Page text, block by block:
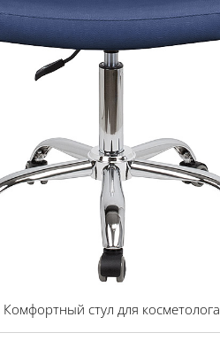
Комфортный стул для косметолога